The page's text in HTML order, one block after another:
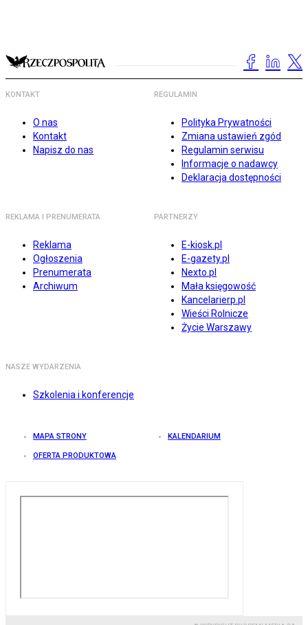
KONTAKT
O nas
Kontakt
Napisz do nas
REGULAMIN
Polityka Prywatności
Zmiana ustawień zgód
Regulamin serwisu
Informacje o nadawcy
Deklaracja dostępności
REKLAMA I PRENUMERATA
Reklama
Ogłoszenia
Prenumerata
Archiwum
PARTNERZY
E-kiosk.pl
E-gazety.pl
Nexto.pl
Mała księgowość
Kancelarierp.pl
Wieści Rolnicze
Życie Warszawy
NASZE WYDARZENIA
Szkolenia i konferencje
MAPA STRONY KALENDARIUM
OFERTA PRODUKTOWA